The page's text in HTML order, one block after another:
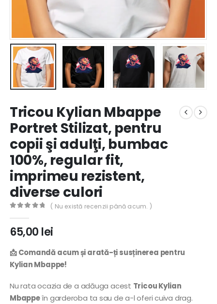
Tricou Kylian Mbappe
Portret Stilizat, pentru
copii şi adulţi, bumbac
100%, regular fit,
imprimeu rezistent,
diverse culori
( Nu există recenzii până acum. )
65,00 lei
📩 Comandă acum și arată-ți susținerea pentru
Kylian Mbappe!
Nu rata ocazia de a adăuga acest Tricou Kylian
Mbappeîn garderoba ta sau de a-l oferi cuiva drag.